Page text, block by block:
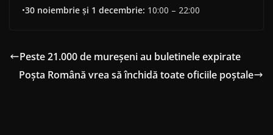
•30 noiembrie și 1 decembrie: 10:00 – 22:00
Peste 21.000 de mureșeni au buletinele expirate
Poșta Română vrea să închidă toate oficiile poștale